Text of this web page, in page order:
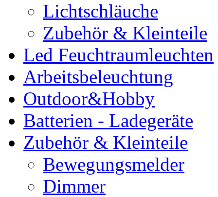
Lichtschläuche
Zubehör & Kleinteile
Led Feuchtraumleuchten
Arbeitsbeleuchtung
Outdoor&Hobby
Batterien - Ladegeräte
Zubehör & Kleinteile
Bewegungsmelder
Dimmer